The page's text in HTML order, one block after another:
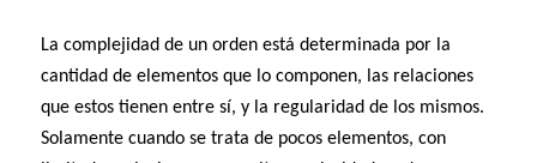
La complejidad de un orden está determinada por la
cantidad de elementos que lo componen, las relaciones
que estos tienen entre sí, y la regularidad de los mismos.
Solamente cuando se trata de pocos elementos, con